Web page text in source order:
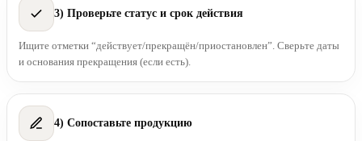
3) Проверьте статус и срок действия
Ищите отметки “действует/прекращён/приостановлен”. Сверьте даты
и основания прекращения (если есть).
4) Сопоставьте продукцию